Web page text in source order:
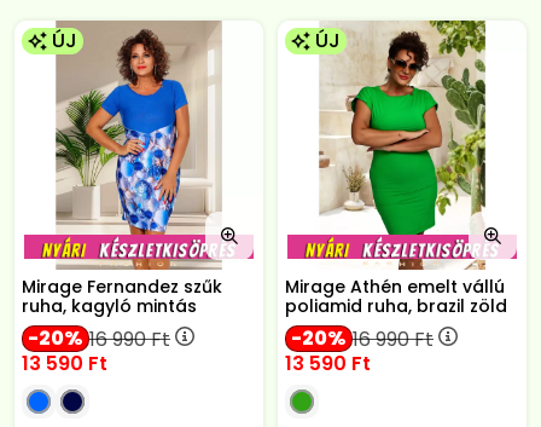
ÚJ
Mirage Fernandez szűk
ruha, kagyló mintás
20 16 990Ft
13 590 Ft
ÚJ
Mirage Athén emelt vállú
poliamid ruha, brazil zöld
20 16 990Ft
13 590 Ft